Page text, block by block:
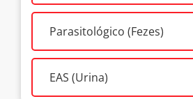
Parasitológico (Fezes)
EAS (Urina)